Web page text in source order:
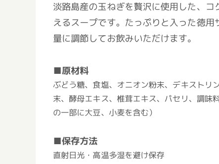
淡路島産の玉ねぎを贅沢に使用した、コ
えるスープです。たっぷりと入った徳用
量に調節してお飲みいただけます。
■原材料
ぶどう糖、食塩、オニオン粉末、デキストリ
末、酵母エキス、椎茸エキス、パセリ、調味
の一部に大豆、小麦を含む）
■保存方法
直射日光・高温多湿を避け保存